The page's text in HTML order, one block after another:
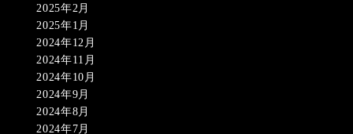
2025年2月
2025年1月
2024年12月
2024年11月
2024年10月
2024年9月
2024年8月
2024年7月